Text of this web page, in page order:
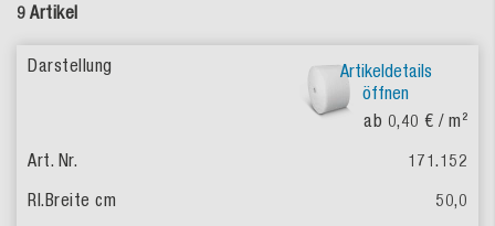
9 Artikel
Artikeldetails
öffnen
ab 0,40 € / m²
171.152
50,0